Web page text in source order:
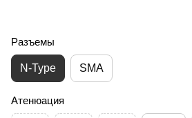
Разъемы
N-Type SMA
Атенюация